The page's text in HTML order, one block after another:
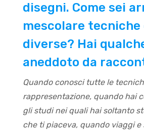
disegni. Come sei
mescolare tecniche
diverse? Hai
aneddoto da
Quando conosci tutte le
rappresentazione, quando hai
gli studi nei quali hai soltanto
che ti piaceva, quando viaggi